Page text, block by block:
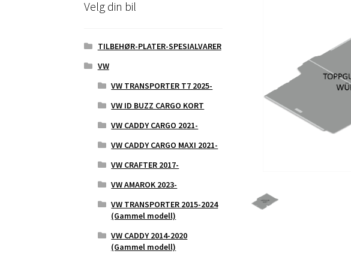
Velg din bil
TILBEHØR-PLATER-SPESIALVARER
VW
VW TRANSPORTER T7 2025-
VW ID BUZZ CARGO KORT
VW CADDY CARGO 2021-
VW CADDY CARGO MAXI 2021-
VW CRAFTER 2017-
VW AMAROK 2023-
VW TRANSPORTER 2015-2024
(Gammel modell)
VW CADDY 2014-2020
(Gammel modell)